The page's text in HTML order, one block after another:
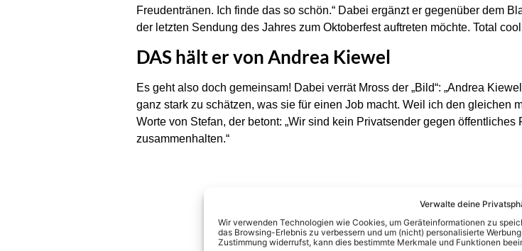
Verwalte deine
Wir verwenden Technologien wie Cookies, um Geräteinformationen zu
das Browsing-Erlebnis zu verbessern und um (nicht) personalisierte
Zustimmung widerrufst, kann dies bestimmte Merkmale und Funktionen
Freudentränen. Ich finde das so schön.“ Dabei ergänzt er gegenüber dem
der letzten Sendung des Jahres zum Oktoberfest auftreten möchte. Total
DAS hält er von Andrea Kiewel
Es geht also doch gemeinsam! Dabei verrät Mross der „Bild“: „Andrea
ganz stark zu schätzen, was sie für einen Job macht. Weil ich den gleichen
Worte von Stefan, der betont: „Wir sind kein Privatsender gegen
zusammenhalten.“